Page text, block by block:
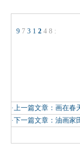
9 7 3 1 2 4 8 :
·上一篇文章： 画在春
·下一篇文章： 油画家